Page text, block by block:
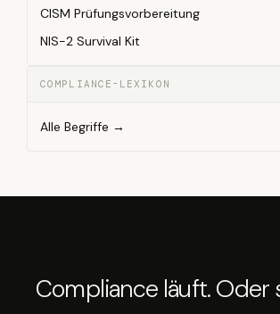
CISM Prüfungsvorbereitung
NIS-2 Survival Kit
COMPLIANCE-LEXIKON
Alle Begriffe →
Compliance läuft. Oder